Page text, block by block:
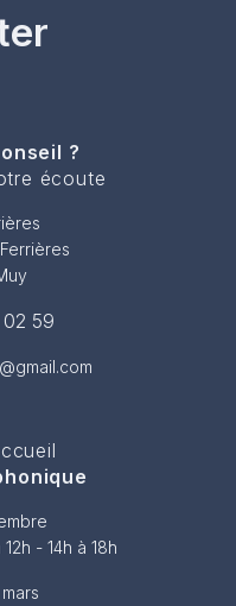
?
écoute
59
- 14h à 18h